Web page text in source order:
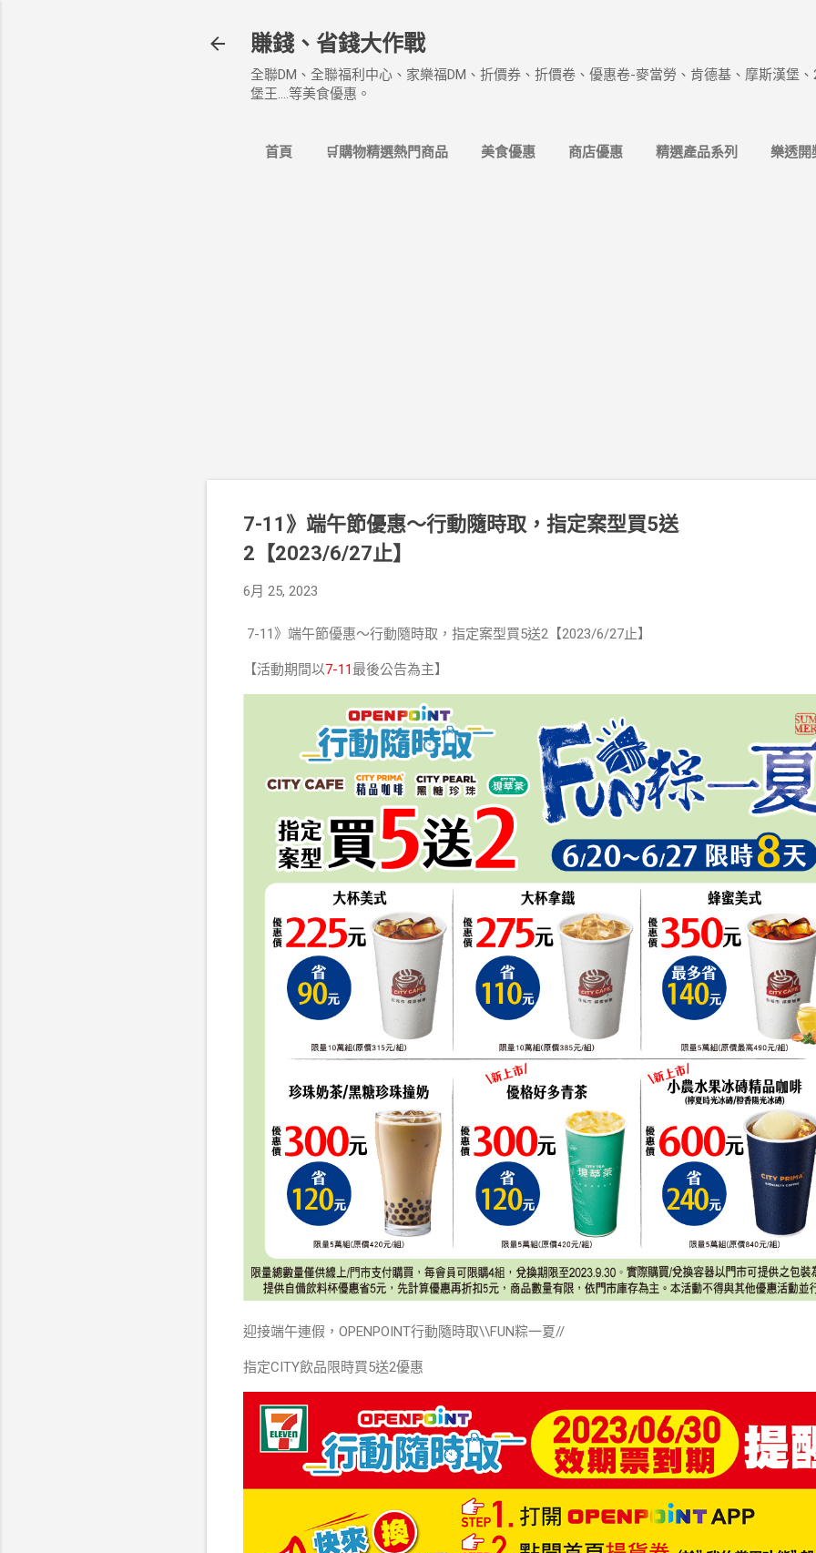
賺錢、省錢大作戰
全聯DM、全聯福利中心、家樂福DM、折價券、折價卷、優惠卷-麥當勞、肯德基、摩斯漢堡
堡王....等美食優惠。
首頁 🛒購物精選熱門商品 美食優惠 商店優惠 精選產品系列 樂透開
7-11》端午節優惠～行動隨時取，指定案型買5送
2【2023/6/27止】
6月 25, 2023
7-11》端午節優惠～行動隨時取，指定案型買5送2【2023/6/27止】
【活動期間以7-11最後公告為主】
迎接端午連假，OPENPOINT行動隨時取\\FUN粽一夏//
指定CITY飲品限時買5送2優惠